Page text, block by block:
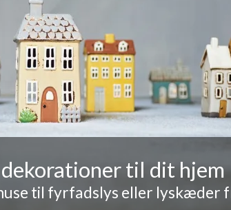
dekorationer til dit hjem
til fyrfadslys eller lyskæder